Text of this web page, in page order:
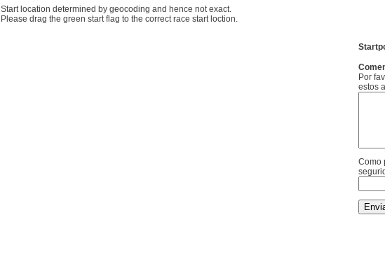
Start location determined by geocoding and hence not exact.
Please drag the green start flag to the correct race start loction.
Por
estos
Como